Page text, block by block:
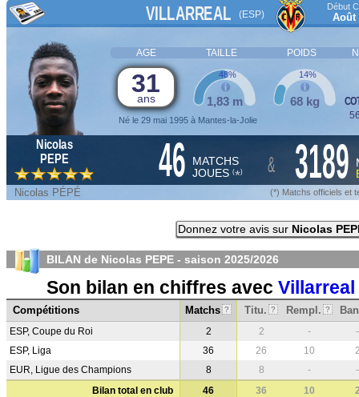
VILLARREAL (ESP)
Début
Août
AGE TAILLE POIDS
31
ans
Né le 29 mai 1995 à Mantes-la-Jolie
1,83 m
48%
68 kg
14%
Nicolas
PEPE
46 MATCHS
JOUES (*) & 3189
Nicolas PÉPÉ (*) Matchs officiels et
Donnez votre avis sur Nicolas
BILAN de Nicolas PEPE - saison 2025/2026
Son bilan en chiffres avec Villarreal
Compétitions Matchs ? Titu. ? Rempl. ?
ESP, Coupe du Roi 2 2 -
-
ESP, Liga
36 26 10
EUR, Ligue des Champions
8 8 -
-
Bilan total en club
46 36 10